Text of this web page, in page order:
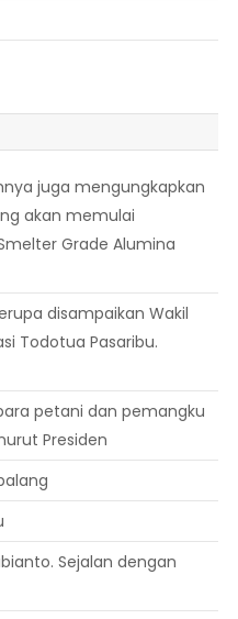
juga mengungkapkan
akan memulai
Grade Alumina
disampaikan Wakil
Todotua Pasaribu.
petani dan pemangku
Presiden
Sejalan dengan